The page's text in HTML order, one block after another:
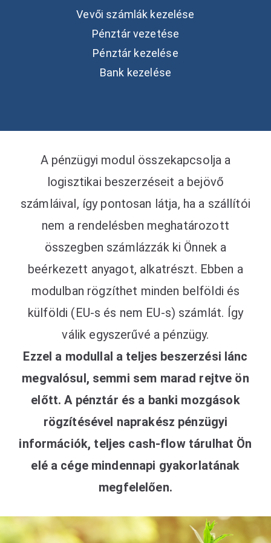
Vevői számlák kezelése
Pénztár vezetése
Pénztár kezelése
Bank kezelése
A pénzügyi modul összekapcsolja a
logisztikai beszerzéseit a bejövő
számláival, így pontosan látja, ha a szállítói
nem a rendelésben meghatározott
összegben számlázzák ki Önnek a
beérkezett anyagot, alkatrészt. Ebben a
modulban rögzíthet minden belföldi és
külföldi (EU-s és nem EU-s) számlát. Így
válik egyszerűvé a pénzügy.
Ezzel a modullal a teljes beszerzési lánc
megvalósul, semmi sem marad rejtve ön
előtt. A pénztár és a banki mozgások
rögzítésével naprakész pénzügyi
információk, teljes cash-flow tárulhat Ön
elé a cége mindennapi gyakorlatának
megfelelően.